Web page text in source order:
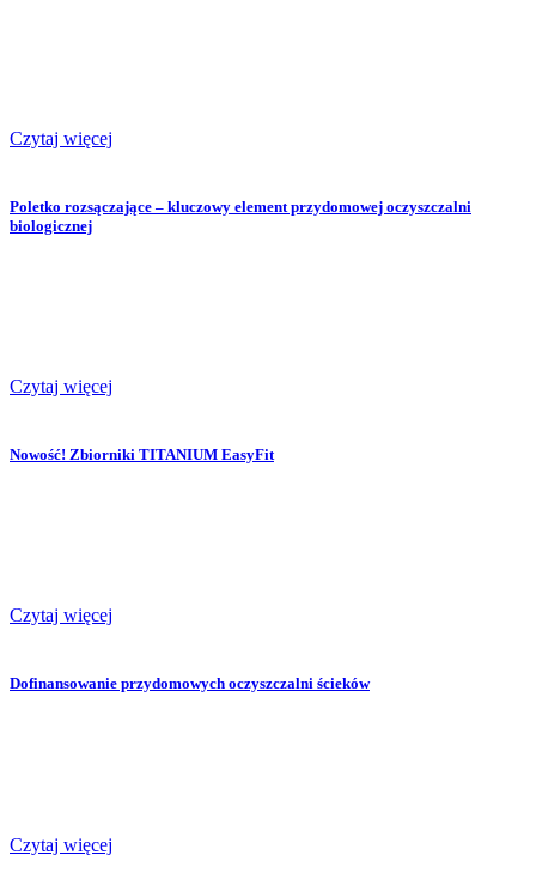
Czytaj więcej
Poletko rozsączające – kluczowy element przydomowej oczyszczalni
biologicznej
Czytaj więcej
Nowość! Zbiorniki TITANIUM EasyFit
Czytaj więcej
Dofinansowanie przydomowych oczyszczalni ścieków
Czytaj więcej